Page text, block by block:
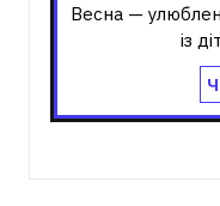
Весна —
із